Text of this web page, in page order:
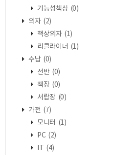
기능성책상 (0)
의자 (2)
책상의자 (1)
리클라이너 (1)
수납 (0)
선반 (0)
책장 (0)
서랍장 (0)
가전 (7)
모니터 (1)
PC (2)
IT (4)